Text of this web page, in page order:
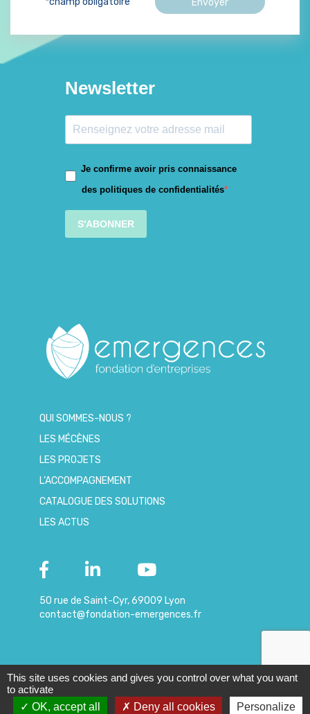
Contactez-nous !
Newsletter
Je confirme avoir pris connaissance
des politiques de confidentialités
S'ABONNER
QUI SOMMES-NOUS ?
LES MÉCÈNES
LES PROJETS
L’ACCOMPAGNEMENT
CATALOGUE DES SOLUTIONS
LES ACTUS
50 rue de Saint-Cyr, 69009 Lyon
contact@fondation-emergences.fr
© 2019 – Copyright
Emergences
|
Mentions
légales
-
Données
personnelles
This site uses cookies and gives you control over what you want
to activate
OK, accept all
Deny all cookies Personalize